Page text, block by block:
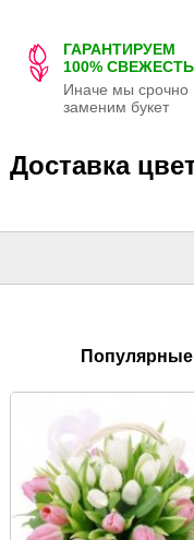
ГАРАНТИРУЕМ
100% СВЕЖЕСТЬ
Иначе мы срочно
заменим букет
Доставка